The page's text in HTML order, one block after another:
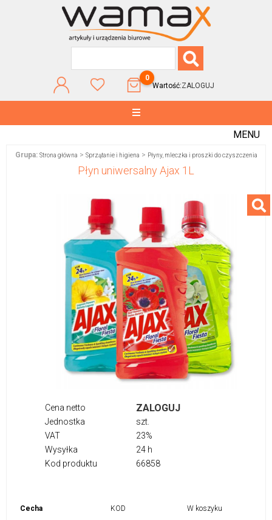
0
Wartość:ZALOGUJ
MENU
Grupa: Strona główna > Sprzątanie i higiena > Płyny, mleczka i proszki do czyszczenia
Płyn uniwersalny Ajax 1L
Cena netto ZALOGUJ
Jednostka
szt.
VAT
23%
Wysyłka
24 h
Kod produktu
66858
Cecha KOD W koszyku